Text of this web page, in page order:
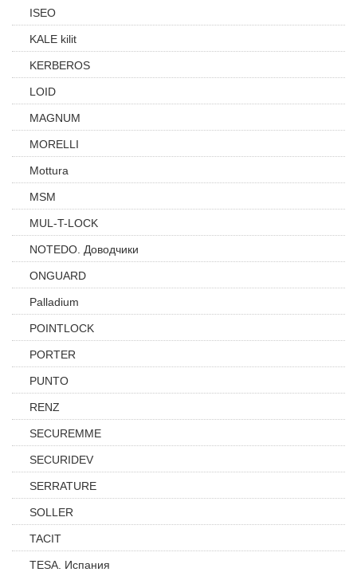
ISEO
KALE kilit
KERBEROS
LOID
MAGNUM
MORELLI
Mottura
MSM
MUL-T-LOCK
NOTEDO. Доводчики
ONGUARD
Palladium
POINTLOCK
PORTER
PUNTO
RENZ
SECUREMME
SECURIDEV
SERRATURE
SOLLER
TACIT
TESA. Испания